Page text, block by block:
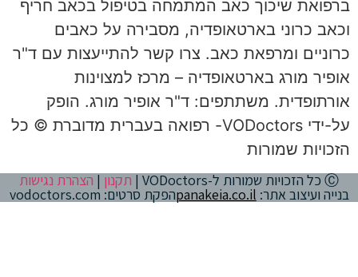
ברפואת שיכוך כאב המתמחה בטיפול בכאב חריף
וכאב כרוני בארטאופדיה, מסבירה על כאבים
כרוניים ומרפאת כאב. צרו קשר להתייעצות עם ד"ר
אופיר מורג בארטאופדיה – מרכז למצוינות
אורתופדית. משתתפים: ד"ר אופיר מורג. הופק
על-ידי VODoctors- רפואה בעברית מדוברת © כל
הזכויות שמורות
Ⓒ כל הזכויות שמורות ל-VODoctors | תקנון | הצהרת נגישות
בנייה ועיצוב אתר: panakeia.co.ilהפקת סרטים: vodoctors.com